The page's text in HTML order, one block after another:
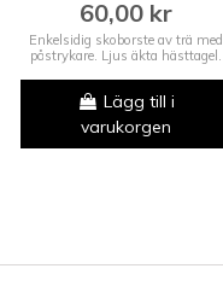
60,00 kr
Enkelsidig skoborste av trä med
påstrykare. Ljus äkta hästtagel.
Lägg till i
varukorgen